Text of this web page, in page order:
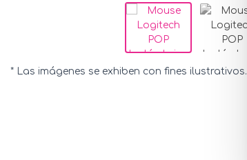
* Las imágenes se exhiben con fines ilustrativos.